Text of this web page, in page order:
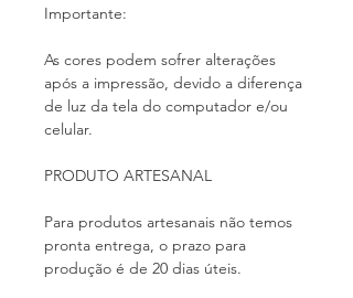
Importante:
As cores podem sofrer alterações
após a impressão, devido a diferença
de luz da tela do computador e/ou
celular.
PRODUTO ARTESANAL
Para produtos artesanais não temos
pronta entrega, o prazo para
produção é de 20 dias úteis.